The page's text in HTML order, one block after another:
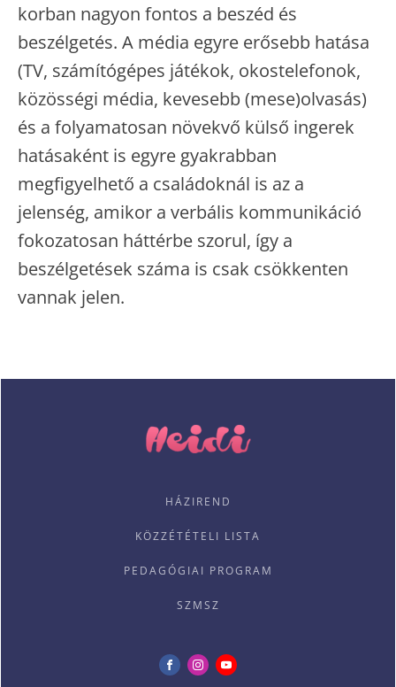
korban nagyon fontos a beszéd és
beszélgetés. A média egyre erősebb hatása
(TV, számítógépes játékok, okostelefonok,
közösségi média, kevesebb (mese)olvasás)
és a folyamatosan növekvő külső ingerek
hatásaként is egyre gyakrabban
megfigyelhető a családoknál is az a
jelenség, amikor a verbális kommunikáció
fokozatosan háttérbe szorul, így a
beszélgetések száma is csak csökkenten
vannak jelen.
HÁZIREND
KÖZZÉTÉTELI LISTA
PEDAGÓGIAI PROGRAM
SZMSZ